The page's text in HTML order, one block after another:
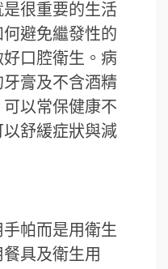
很重要的生活
避免繼發性的
口腔衛生。病
膏及不含酒精
以常保健康不
舒緩症狀與減
帕而是用衛生
具及衛生用